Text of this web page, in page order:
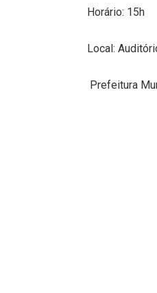
Horário: 15h
Local:
Prefeitura